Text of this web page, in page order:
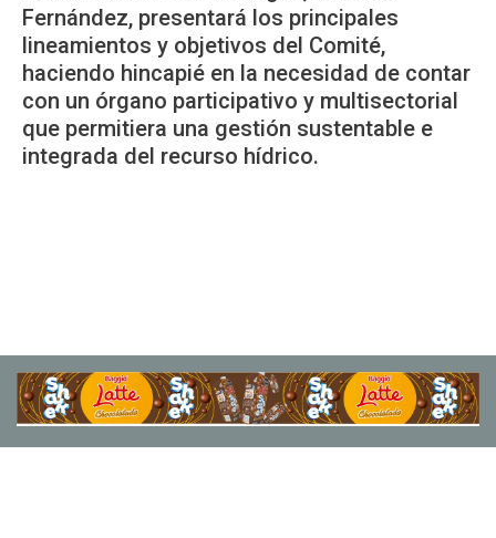
Fernández, presentará los principales
lineamientos y objetivos del Comité,
haciendo hincapié en la necesidad de contar
con un órgano participativo y multisectorial
que permitiera una gestión sustentable e
integrada del recurso hídrico.